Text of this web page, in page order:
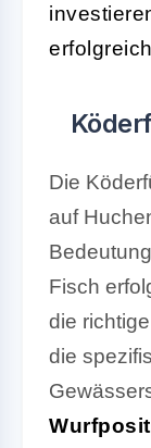
Die
auf
Fisch
die
die